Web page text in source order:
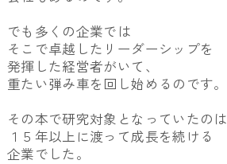
でも多くの企業では
そこで卓越したリーダーシップを
発揮した経営者がいて、
重たい弾み車を回し始めるのです。
その本で研究対象となっていたのは
１５年以上に渡って成長を続ける
企業でした。